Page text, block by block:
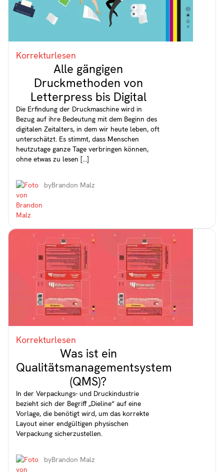
Korrekturlesen
Alle gängigen
Druckmethoden von
Letterpress bis Digital
Die Erfindung der Druckmaschine wird in
Bezug auf ihre Bedeutung mit dem Beginn des
digitalen Zeitalters, in dem wir heute leben, oft
unterschätzt. Es stimmt, dass Menschen
heutzutage ganze Tage verbringen können,
ohne etwas zu lesen [...]
byBrandon Malz
Korrekturlesen
Was ist ein
Qualitätsmanagementsystem
(QMS)?
In der Verpackungs- und Druckindustrie
bezieht sich der Begriff „Dieline“ auf eine
Vorlage, die benötigt wird, um das korrekte
Layout einer endgültigen physischen
Verpackung sicherzustellen.
byBrandon Malz